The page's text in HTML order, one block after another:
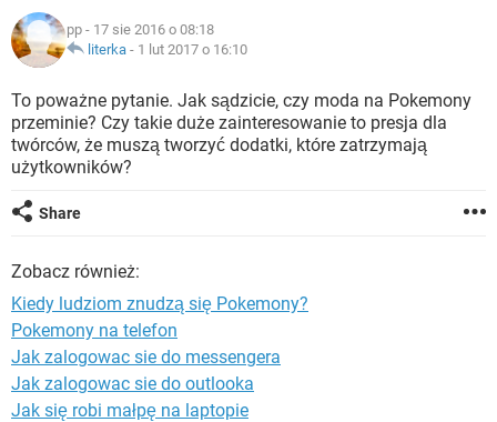
INSTAGRAM
WINDOWS 10
IOS
INSTAGRAM
WINDOWS 10
COVID-19
GRY
INSTAGRAM FACEBOOK
WINDOWS 10
ARTYKUŁY
COVID-19
GRY WHATSAPP
SPOTIFY NETFLIX
INSTAGRAM
WINDOWS 10
pp - 17 sie 2016 o 08:18
literka - 1 lut 2017 o 16:10
To poważne pytanie. Jak sądzicie, czy moda na Pokemony
przeminie? Czy takie duże zainteresowanie to presja dla
twórców, że muszą tworzyć dodatki, które zatrzymają
użytkowników?
Share
Zobacz również:
Kiedy ludziom znudzą się Pokemony?
Pokemony na telefon
Jak zalogowac sie do messengera
Jak zalogowac sie do outlooka
Jak się robi małpę na laptopie